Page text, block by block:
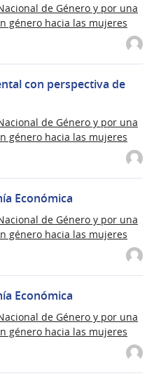
de Género y por una
género hacia las mujeres
con perspectiva de
de Género y por una
género hacia las mujeres
Económica
de Género y por una
género hacia las mujeres
Económica
de Género y por una
género hacia las mujeres